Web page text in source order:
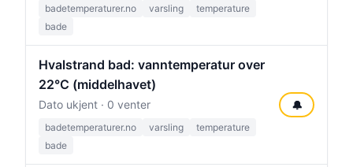
badetemperaturer.no varsling
temperature
bade
Hvalstrand bad: vanntemperatur over
22°C (middelhavet)
Dato ukjent · 0 venter
badetemperaturer.no varsling
temperature
bade
🔔